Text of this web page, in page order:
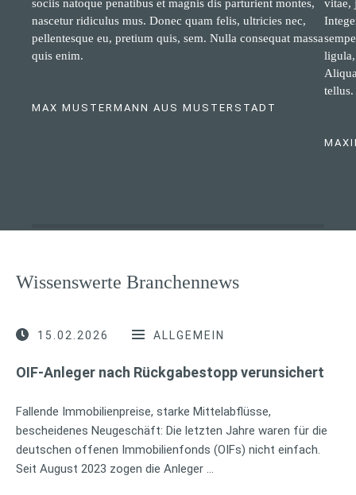
sociis natoque penatibus et magnis dis parturient montes,
nascetur ridiculus mus. Donec quam felis, ultricies nec,
pellentesque eu, pretium quis, sem. Nulla consequat massa
quis enim.
MAX MUSTERMANN AUS MUSTERSTADT
vitae,
tellus.
Wissenswerte Branchennews
15.02.2026 ALLGEMEIN
OIF-Anleger nach Rückgabestopp verunsichert
Fallende Immobilienpreise, starke Mittelabflüsse,
bescheidenes Neugeschäft: Die letzten Jahre waren für die
deutschen offenen Immobilienfonds (OIFs) nicht einfach.
Seit August 2023 zogen die Anleger …